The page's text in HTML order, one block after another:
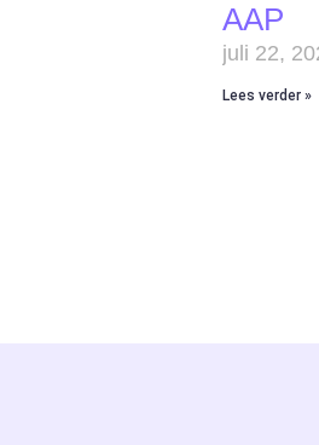
AAP
juli 22,
Lees verder »